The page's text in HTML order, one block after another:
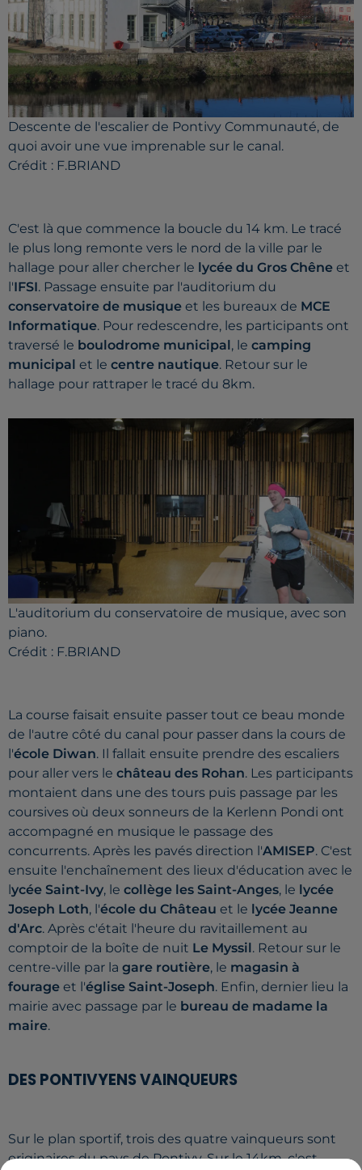
Descente de l'escalier de Pontivy Communauté, de
quoi avoir une vue imprenable sur le canal.
Crédit : F.BRIAND
C'est là que commence la boucle du 14 km. Le tracé
le plus long remonte vers le nord de la ville par le
hallage pour aller chercher le lycée du Gros Chêne et
l'IFSI. Passage ensuite par l'auditorium du
conservatoire de musique et les bureaux de MCE
Informatique. Pour redescendre, les participants ont
traversé le boulodrome municipal, le camping
municipal et le centre nautique. Retour sur le
hallage pour rattraper le tracé du 8km.
L'auditorium du conservatoire de musique, avec son
piano.
Crédit : F.BRIAND
La course faisait ensuite passer tout ce beau monde
de l'autre côté du canal pour passer dans la cours de
l'école Diwan. Il fallait ensuite prendre des escaliers
pour aller vers le château des Rohan. Les participants
montaient dans une des tours puis passage par les
coursives où deux sonneurs de la Kerlenn Pondi ont
accompagné en musique le passage des
concurrents. Après les pavés direction l'AMISEP. C'est
ensuite l'enchaînement des lieux d'éducation avec le
lycée Saint-Ivy, le collège les Saint-Anges, le lycée
Joseph Loth, l'école du Château et le lycée Jeanne
d'Arc. Après c'était l'heure du ravitaillement au
comptoir de la boîte de nuit Le Myssil. Retour sur le
centre-ville par la gare routière, le magasin à
fourage et l'église Saint-Joseph. Enfin, dernier lieu la
mairie avec passage par le bureau de madame la
maire.
DES PONTIVYENS VAINQUEURS
Sur le plan sportif, trois des quatre vainqueurs sont
originaires du pays de Pontivy. Sur le 14km, c'est